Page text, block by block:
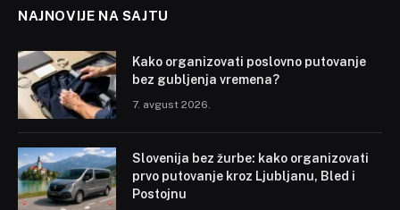
NAJNOVIJE NA SAJTU
Kako organizovati poslovno putovanje
bez gubljenja vremena?
7. avgust 2026.
Slovenija bez žurbe: kako organizovati
prvo putovanje kroz Ljubljanu, Bled i
Postojnu